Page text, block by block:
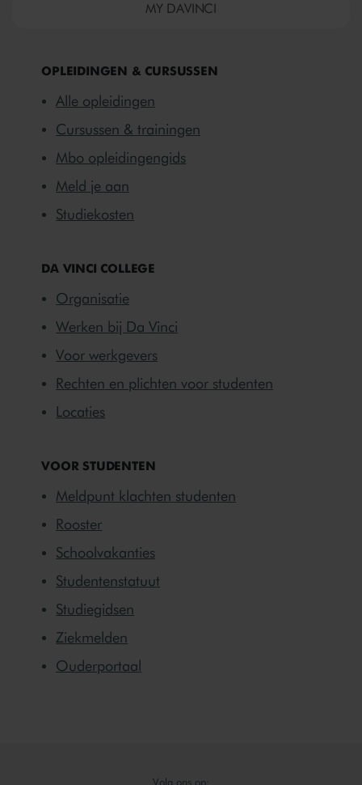
OPLEIDINGEN & CURSUSSEN
Alle opleidingen
Cursussen & trainingen
Mbo opleidingengids
Meld je aan
Studiekosten
DA VINCI COLLEGE
Organisatie
Werken bij Da Vinci
Voor werkgevers
Rechten en plichten voor studenten
Locaties
VOOR STUDENTEN
Meldpunt klachten studenten
Rooster
Schoolvakanties
Studentenstatuut
Studiegidsen
Ziekmelden
Ouderportaal
MY DAVINCI
Volg ons op: